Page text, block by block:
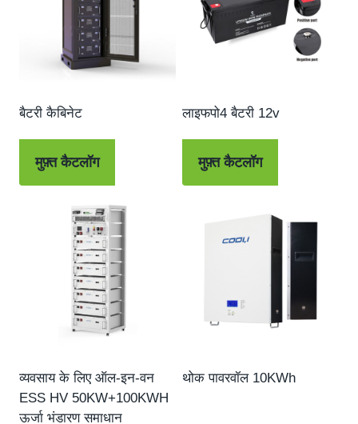
बैटरी कैबिनेट
मुफ़्त कैटलॉग
लाइफपो4 बैटरी 12v
मुफ़्त कैटलॉग
व्यवसाय के लिए ऑल-इन-वन
ESS HV 50KW+100KWH
ऊर्जा भंडारण समाधान
थोक पावरवॉल 10KWh